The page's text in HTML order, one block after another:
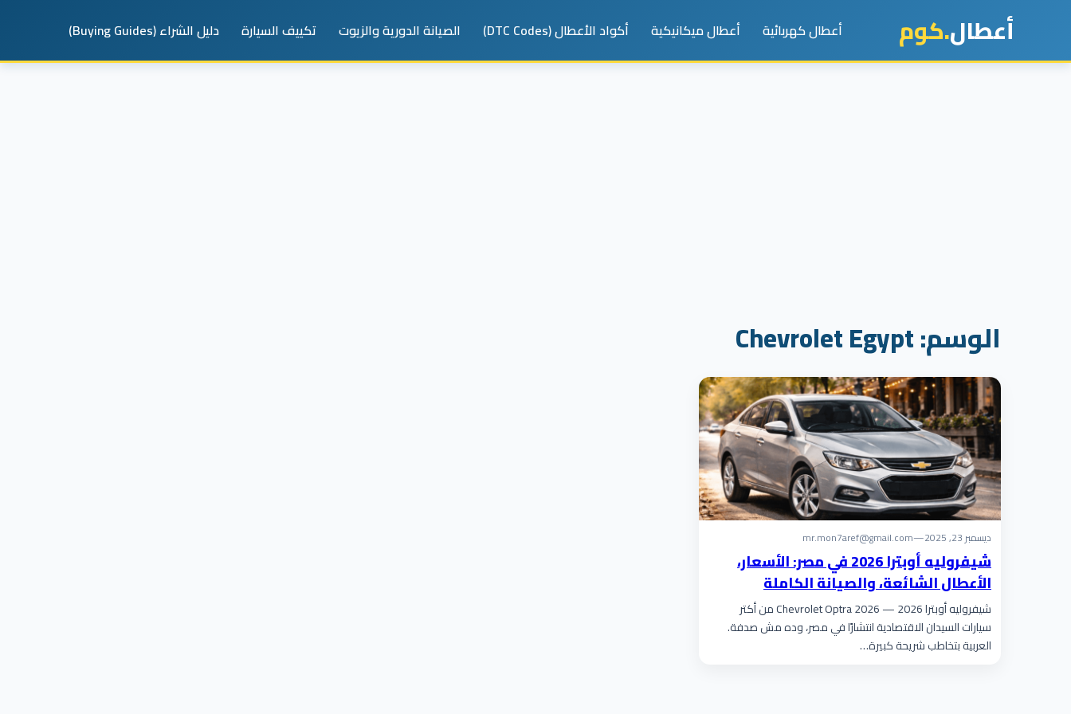
أعطال.كوم أعطال كهربائية أعطال ميكانيكية أكواد الأعطال (DTC Codes) الصيانة الدورية والزيوت تكييف السيارة دليل الشراء (Buying Guides)
الوسم:Chevrolet Egypt
ديسمبر 23, 2025 —
mr.mon7aref@gmail.com
شيفروليه أوبترا 2026 في مصر: الأسعار،
الأعطال الشائعة، والصيانة الكاملة
شيفروليه أوبترا 2026 — Chevrolet Optra 2026 من أكتر
سيارات السيدان الاقتصادية انتشارًا في مصر، وده مش صدفة.
العربية بتخاطب شريحة كبيرة…